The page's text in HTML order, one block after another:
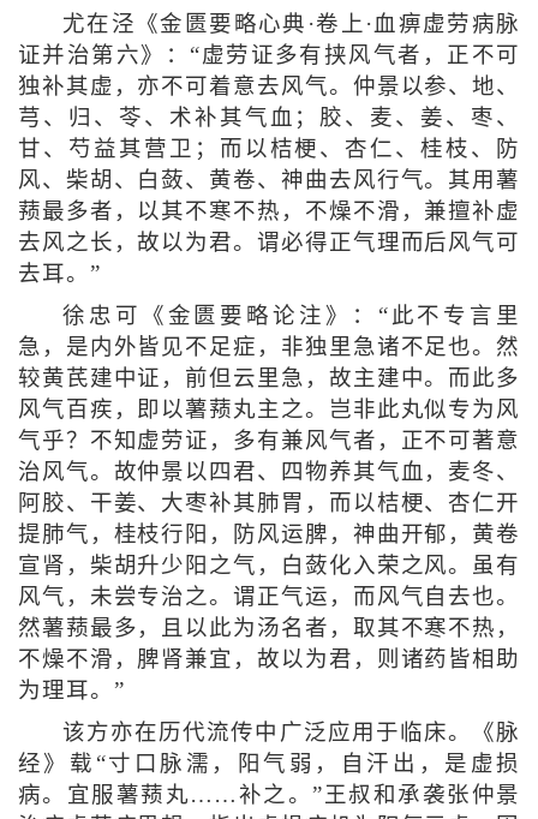
尤在泾《金匮要略心典·卷上·血痹虚劳病脉
证并治第六》：“虚劳证多有挟风气者，正不可
独补其虚，亦不可着意去风气。仲景以参、地、
芎、归、苓、术补其气血；胶、麦、姜、枣、
甘、芍益其营卫；而以桔梗、杏仁、桂枝、防
风、柴胡、白蔹、黄卷、神曲去风行气。其用薯
蓣最多者，以其不寒不热，不燥不滑，兼擅补虚
去风之长，故以为君。谓必得正气理而后风气可
去耳。”
徐忠可《金匮要略论注》：“此不专言里
急，是内外皆见不足症，非独里急诸不足也。然
较黄芪建中证，前但云里急，故主建中。而此多
风气百疾，即以薯蓣丸主之。岂非此丸似专为风
气乎？不知虚劳证，多有兼风气者，正不可著意
治风气。故仲景以四君、四物养其气血，麦冬、
阿胶、干姜、大枣补其肺胃，而以桔梗、杏仁开
提肺气，桂枝行阳，防风运脾，神曲开郁，黄卷
宣肾，柴胡升少阳之气，白蔹化入荣之风。虽有
风气，未尝专治之。谓正气运，而风气自去也。
然薯蓣最多，且以此为汤名者，取其不寒不热，
不燥不滑，脾肾兼宜，故以为君，则诸药皆相助
为理耳。”
该方亦在历代流传中广泛应用于临床。《脉
经》载“寸口脉濡，阳气弱，自汗出，是虚损
病。宜服薯蓣丸……补之。”王叔和承袭张仲景